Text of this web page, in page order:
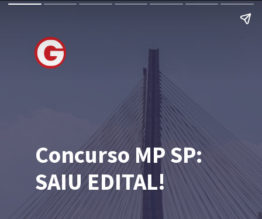
Concurso MP SP:
SAIU EDITAL!